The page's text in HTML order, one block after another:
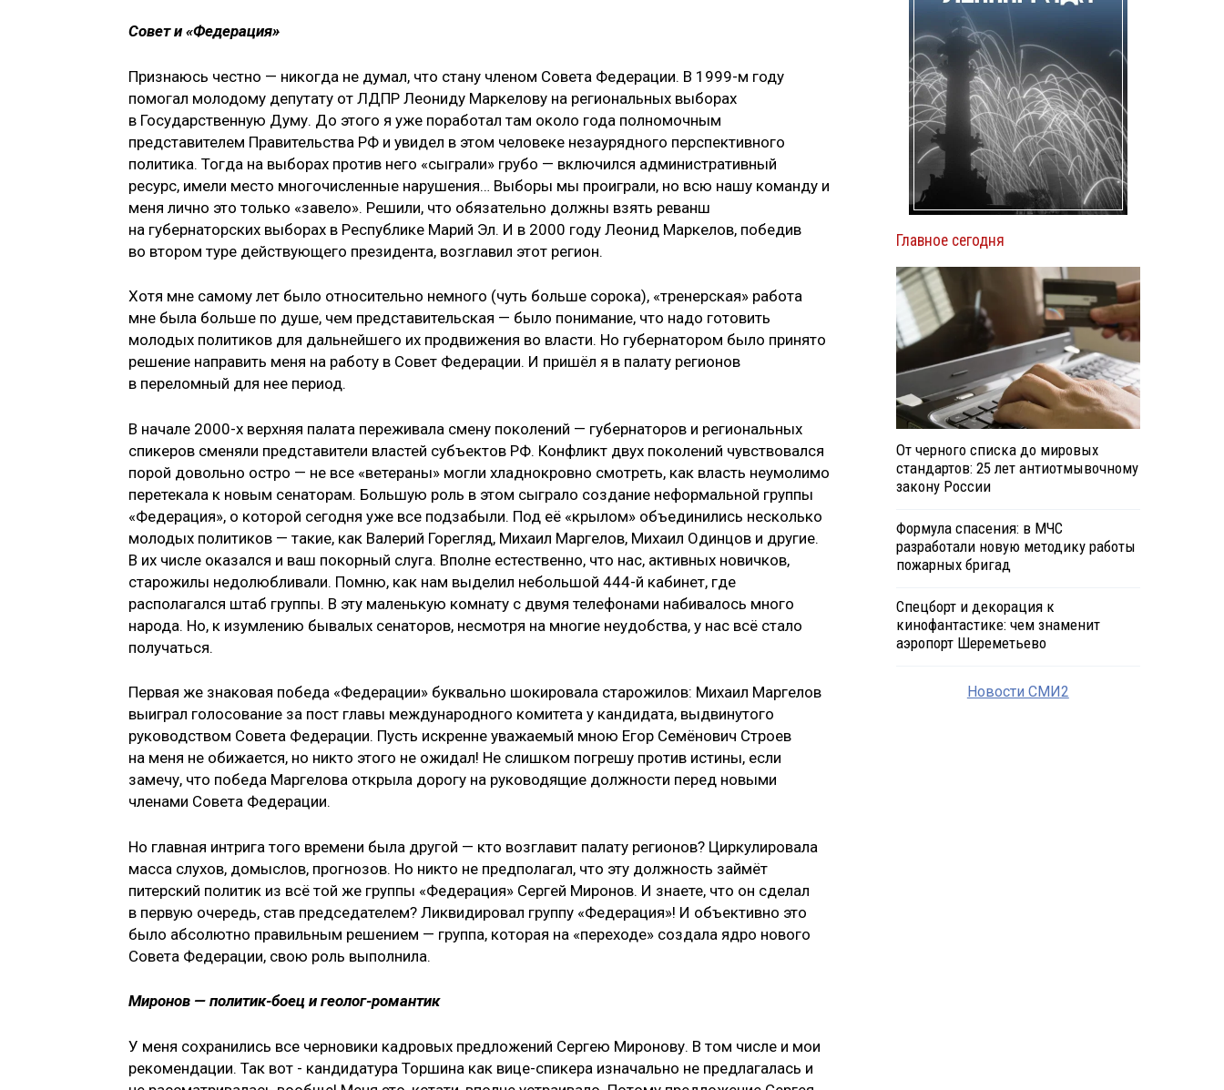
Совет и «Федерация»
Признаюсь честно — никогда не думал, что стану членом Совета Федерации. В 1999-м году
помогал молодому депутату от ЛДПР Леониду Маркелову на региональных выборах
в Государственную Думу. До этого я уже поработал там около года полномочным
представителем Правительства РФ и увидел в этом человеке незаурядного перспективного
политика. Тогда на выборах против него «сыграли» грубо — включился административный
ресурс, имели место многочисленные нарушения… Выборы мы проиграли, но всю нашу команду и
меня лично это только «завело». Решили, что обязательно должны взять реванш
на губернаторских выборах в Республике Марий Эл. И в 2000 году Леонид Маркелов, победив
во втором туре действующего президента, возглавил этот регион.
Хотя мне самому лет было относительно немного (чуть больше сорока), «тренерская» работа
мне была больше по душе, чем представительская — было понимание, что надо готовить
молодых политиков для дальнейшего их продвижения во власти. Но губернатором было принято
решение направить меня на работу в Совет Федерации. И пришёл я в палату регионов
в переломный для нее период.
В начале 2000-х верхняя палата переживала смену поколений — губернаторов и региональных
спикеров сменяли представители властей субъектов РФ. Конфликт двух поколений чувствовался
порой довольно остро — не все «ветераны» могли хладнокровно смотреть, как власть неумолимо
перетекала к новым сенаторам. Большую роль в этом сыграло создание неформальной группы
«Федерация», о которой сегодня уже все подзабыли. Под её «крылом» объединились несколько
молодых политиков — такие, как Валерий Горегляд, Михаил Маргелов, Михаил Одинцов и другие.
В их числе оказался и ваш покорный слуга. Вполне естественно, что нас, активных новичков,
старожилы недолюбливали. Помню, как нам выделил небольшой 444-й кабинет, где
располагался штаб группы. В эту маленькую комнату с двумя телефонами набивалось много
народа. Но, к изумлению бывалых сенаторов, несмотря на многие неудобства, у нас всё стало
получаться.
Первая же знаковая победа «Федерации» буквально шокировала старожилов: Михаил Маргелов
выиграл голосование за пост главы международного комитета у кандидата, выдвинутого
руководством Совета Федерации. Пусть искренне уважаемый мною Егор Семёнович Строев
на меня не обижается, но никто этого не ожидал! Не слишком погрешу против истины, если
замечу, что победа Маргелова открыла дорогу на руководящие должности перед новыми
членами Совета Федерации.
Но главная интрига того времени была другой — кто возглавит палату регионов? Циркулировала
масса слухов, домыслов, прогнозов. Но никто не предполагал, что эту должность займёт
питерский политик из всё той же группы «Федерация» Сергей Миронов. И знаете, что он сделал
в первую очередь, став председателем? Ликвидировал группу «Федерация»! И объективно это
было абсолютно правильным решением — группа, которая на «переходе» создала ядро нового
Совета Федерации, свою роль выполнила.
Миронов — политик-боец и геолог-романтик
У меня сохранились все черновики кадровых предложений Сергею Миронову. В том числе и мои
рекомендации. Так вот - кандидатура Торшина как вице-спикера изначально не предлагалась и
Главное сегодня
От черного списка до мировых
стандартов: 25 лет антиотмывочному
закону России
Формула спасения: в МЧС
разработали новую методику работы
пожарных бригад
Спецборт и декорация к
кинофантастике: чем знаменит
аэропорт Шереметьево
Новости СМИ2